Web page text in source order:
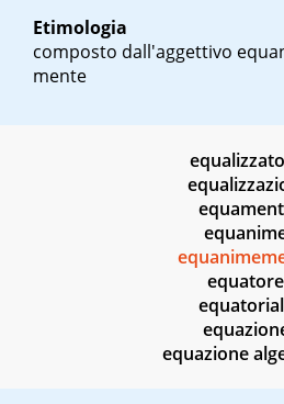
Etimologia
composto dall'aggettivo
mente
equatore
equazione